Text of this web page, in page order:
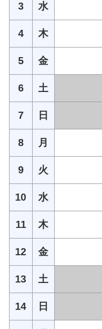
3 水
4 木
5 金
6 土
7 日
8 月
9 火
10 水
11 木
12 金
13 土
14 日